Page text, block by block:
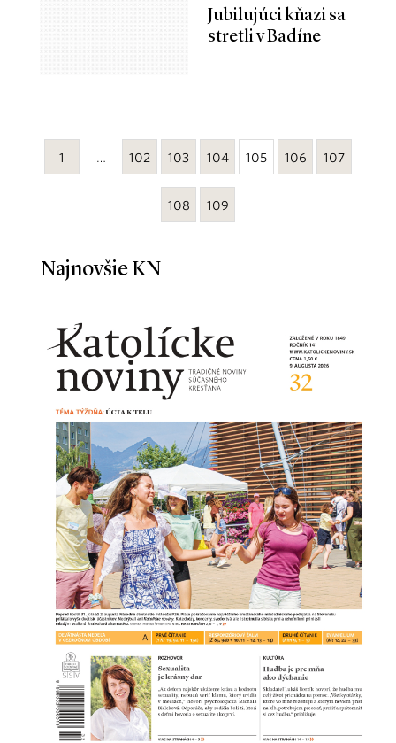
Jubilujúci kňazi sa
stretli v Badíne
1 … 102 103 104 105 106 107
108 109
Najnovšie KN